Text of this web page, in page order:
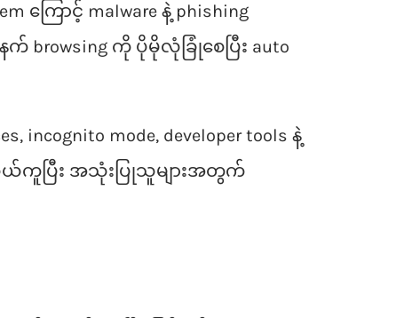
ကြောင့် malware နဲ့ phishing
browsing ကို ပိုမိုလုံခြုံစေပြီး auto
incognito mode, developer tools နဲ့
လွယ်ကူပြီး အသုံးပြုသူများအတွက်